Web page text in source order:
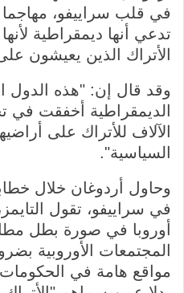
في قلب سراييفو، مهاجما
تدعي أنها ديمقراطية
الأتراك الذين يعيشون
وقد قال إن: "هذه الدول
الديمقراطية أخفقت
الآلاف للأتراك على
السياسية".
وحاول أردوغان خلال
في سراييفو، تقول
أوروبا في صورة بطل
المجتمعات الأوروبية
مواقع هامة في الحكومات